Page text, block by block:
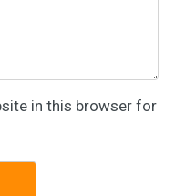
in this browser for